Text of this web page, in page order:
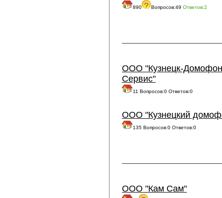
890 Вопросов:49 Ответов:2
ООО "Кузнецк-
Сервис"
11 Вопросов:0 Ответов:0
ООО "Кузнецкий
135 Вопросов:0 Ответов:0
ООО "Кам Сам"